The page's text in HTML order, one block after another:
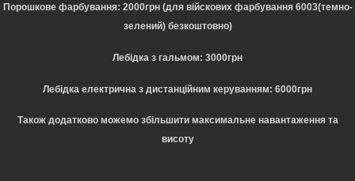
Порошкове фарбування: 2000грн (для війскових фарбування 6003(темно-
зелений) безкоштовно)
Лебідка з гальмом: 3000грн
Лебідка електрична з дистанційним керуванням: 6000грн
Також додатково можемо збільшити максимальне навантаження та
висоту